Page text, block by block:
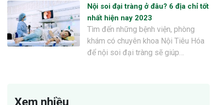
Nội soi đại tràng ở đâu? 6 địa chỉ tốt
nhất hiện nay 2023
Tìm đến những bệnh viện, phòng
khám có chuyên khoa Nội Tiêu Hóa
để nội soi đại tràng sẽ giúp…
Xem nhiều